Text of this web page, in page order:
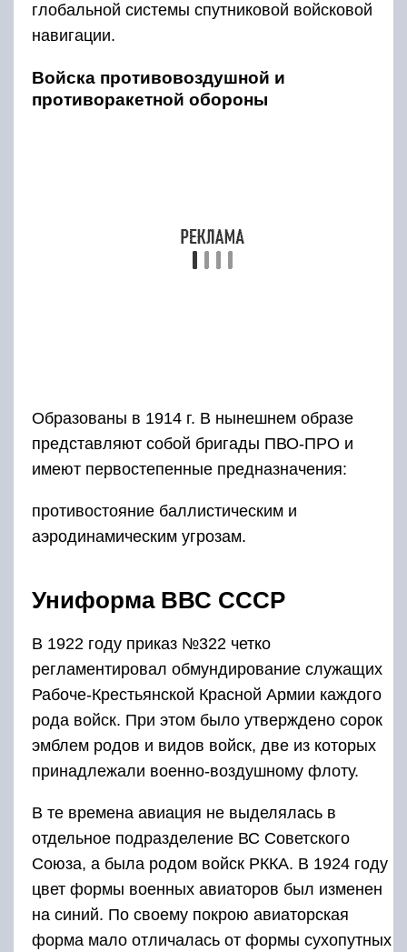
глобальной системы спутниковой войсковой
навигации.
Войска противовоздушной и
противоракетной обороны
противостояние баллистическим и
Рабоче-Крестьянской Красной Армии каждого
рода войск. При этом было утверждено сорок
эмблем родов и видов войск, две из которых
В те времена авиация не выделялась в
цвет формы военных авиаторов был изменен
на синий. По своему покрою авиаторская
форма мало отличалась от формы сухопутных
войск. Другим был только цвет петлиц и кантов
– они были голубыми. Впоследствии голубыми
стали и погоны.
В 1935-м советские летчики получили новые
петлицы с золотым полем и черной выпушкой
у политработников, солдат и младших
офицеров и голубой у офицеров. На петлицах
размещались знаки различия – эмалевые
красные ромбы, прямоугольники, квадраты и
прямоугольники (введённые в обиход в 1924-